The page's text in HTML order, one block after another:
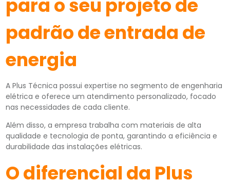
para o seu projeto de
padrão de entrada de
energia
A Plus Técnica possui expertise no segmento de engenharia
elétrica e oferece um atendimento personalizado, focado
nas necessidades de cada cliente.
Além disso, a empresa trabalha com materiais de alta
qualidade e tecnologia de ponta, garantindo a eficiência e
durabilidade das instalações elétricas.
O diferencial da Plus